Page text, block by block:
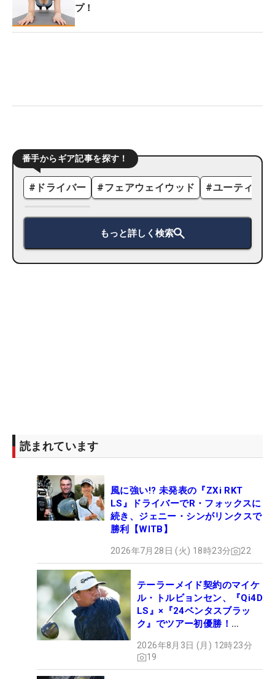
プ！
番手からギア記事を探す！
# ドライバー #フェアウェイウッド #ユーティリ
もっと詳しく検索
読まれています
風に強い!? 未発表の『ZXi RKT
LS』ドライバーでR・フォックスに
続き、ジェニー・シンがリンクスで
勝利【WITB】
2026年7月28日 (火) 18時23分 22
テーラーメイド契約のマイケ
ル・トルビョンセン、『Qi4D
LS』×『24ベンタスブラッ
ク』でツアー初優勝！
2026年8月3日 (月) 12時23分
19